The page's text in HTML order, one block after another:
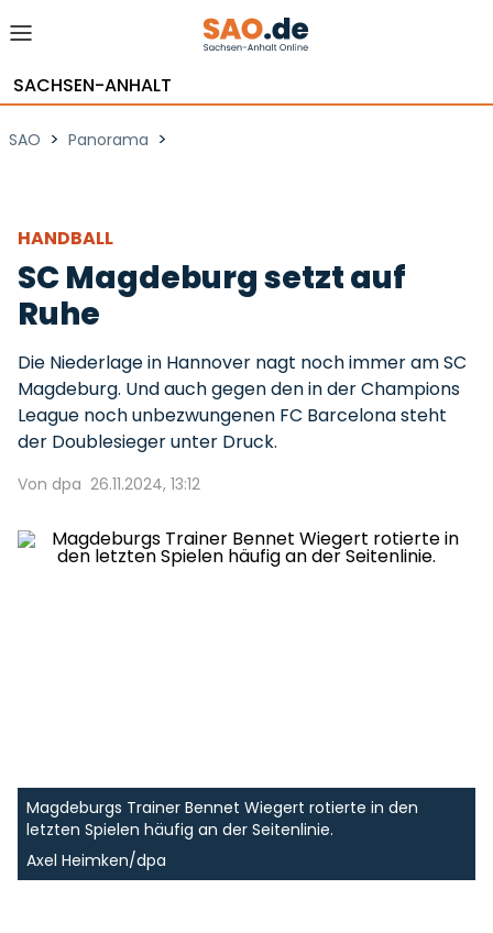
SACHSEN-ANHALT
SAO > Panorama >
HANDBALL
SC Magdeburg setzt auf
Ruhe
Die Niederlage in Hannover nagt noch immer am SC
Magdeburg. Und auch gegen den in der Champions
League noch unbezwungenen FC Barcelona steht
der Doublesieger unter Druck.
Von dpa 26.11.2024, 13:12
Magdeburgs Trainer Bennet Wiegert rotierte in den
letzten Spielen häufig an der Seitenlinie.
Axel Heimken/dpa